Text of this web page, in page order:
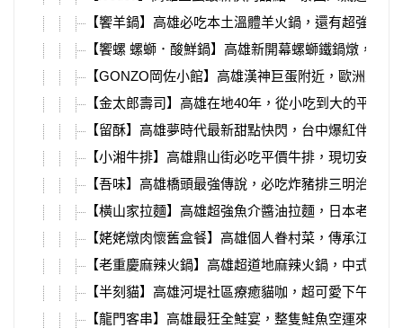
【饗羊鍋】高雄必吃本土溫體羊火鍋，還有超強烤
【饗螺 螺螄．酸鮮鍋】高雄新開幕螺螄鐵鍋燉，必
【GONZO岡佐小館】高雄漢神巨蛋附近，歐洲主廚
【金太郎壽司】高雄在地40年，從小吃到大的平價
【留酥】高雄夢時代最新甜點快閃，台中爆紅伴手
【小湘牛排】高雄鼎山街必吃平價牛排，現切安格斯
【吾味】高雄橋頭最強傳說，必吃炸豬排三明治、小
【橫山家拉麵】高雄超強魚介醬油拉麵，日本老闆開
【姥姥燉肉懷舊盒餐】高雄個人眷村菜，傳承江浙
【老重慶麻辣火鍋】高雄超道地麻辣火鍋，中式裝
【半刻貓】高雄河堤社區療癒貓咖，超可愛下午茶組
【龍門客串】高雄最狂全鮭宴，整隻鮭魚空運來台